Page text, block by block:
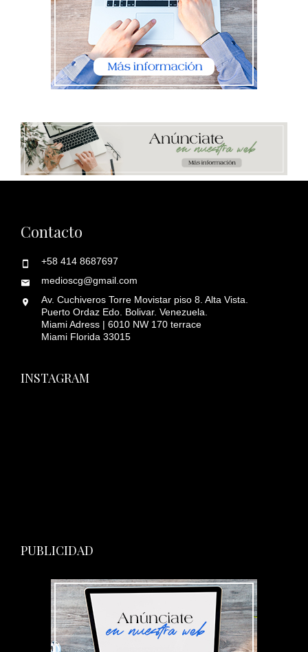
Contacto
+58 414 8687697
medioscg@gmail.com
Av. Cuchiveros Torre Movistar piso 8. Alta Vista.
Puerto Ordaz Edo. Bolivar. Venezuela.
Miami Adress | 6010 NW 170 terrace
Miami Florida 33015
INSTAGRAM
PUBLICIDAD